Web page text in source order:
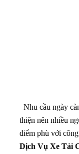
Nhu cầu ngày
thiện nên nhiều
điểm phù với
Dịch Vụ Xe Tải